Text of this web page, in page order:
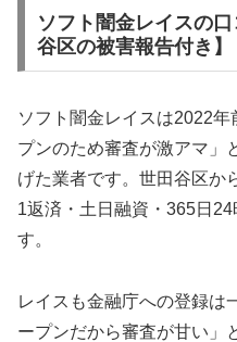
ソフト闇金レイスの
谷区の被害報告付き】
ソフト闇金レイスは2022
プンのため審査が激アマ」
げた業者です。世田谷区か
1返済・土日融資・365日
す。
レイスも金融庁への登録は
ープンだから審査が甘い」